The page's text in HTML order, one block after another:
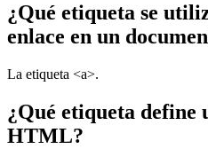
¿Qué etiqueta se
enlace en un
La etiqueta <a>.
¿Qué etiqueta define
HTML?